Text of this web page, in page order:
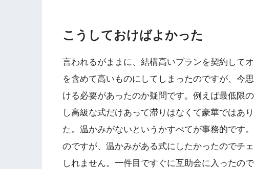
こうしておけばよかった
言われるがままに、結構高いプランを契約して
を含めて高いものにしてしまったのですが、今
ける必要があったのか疑問です。例えば最低限
し高級な式だけあって滞りはなくて豪華ではあ
た。温かみがないというかすべてが事務的です
のですが、温かみがある式にしたかったのでチ
しれません。一件目ですぐに互助会に入ったの